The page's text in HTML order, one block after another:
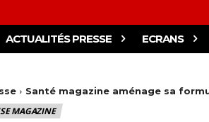
ACTUALITÉS PRESSE ECRANS
Santé magazine aménage sa
MAGAZINE